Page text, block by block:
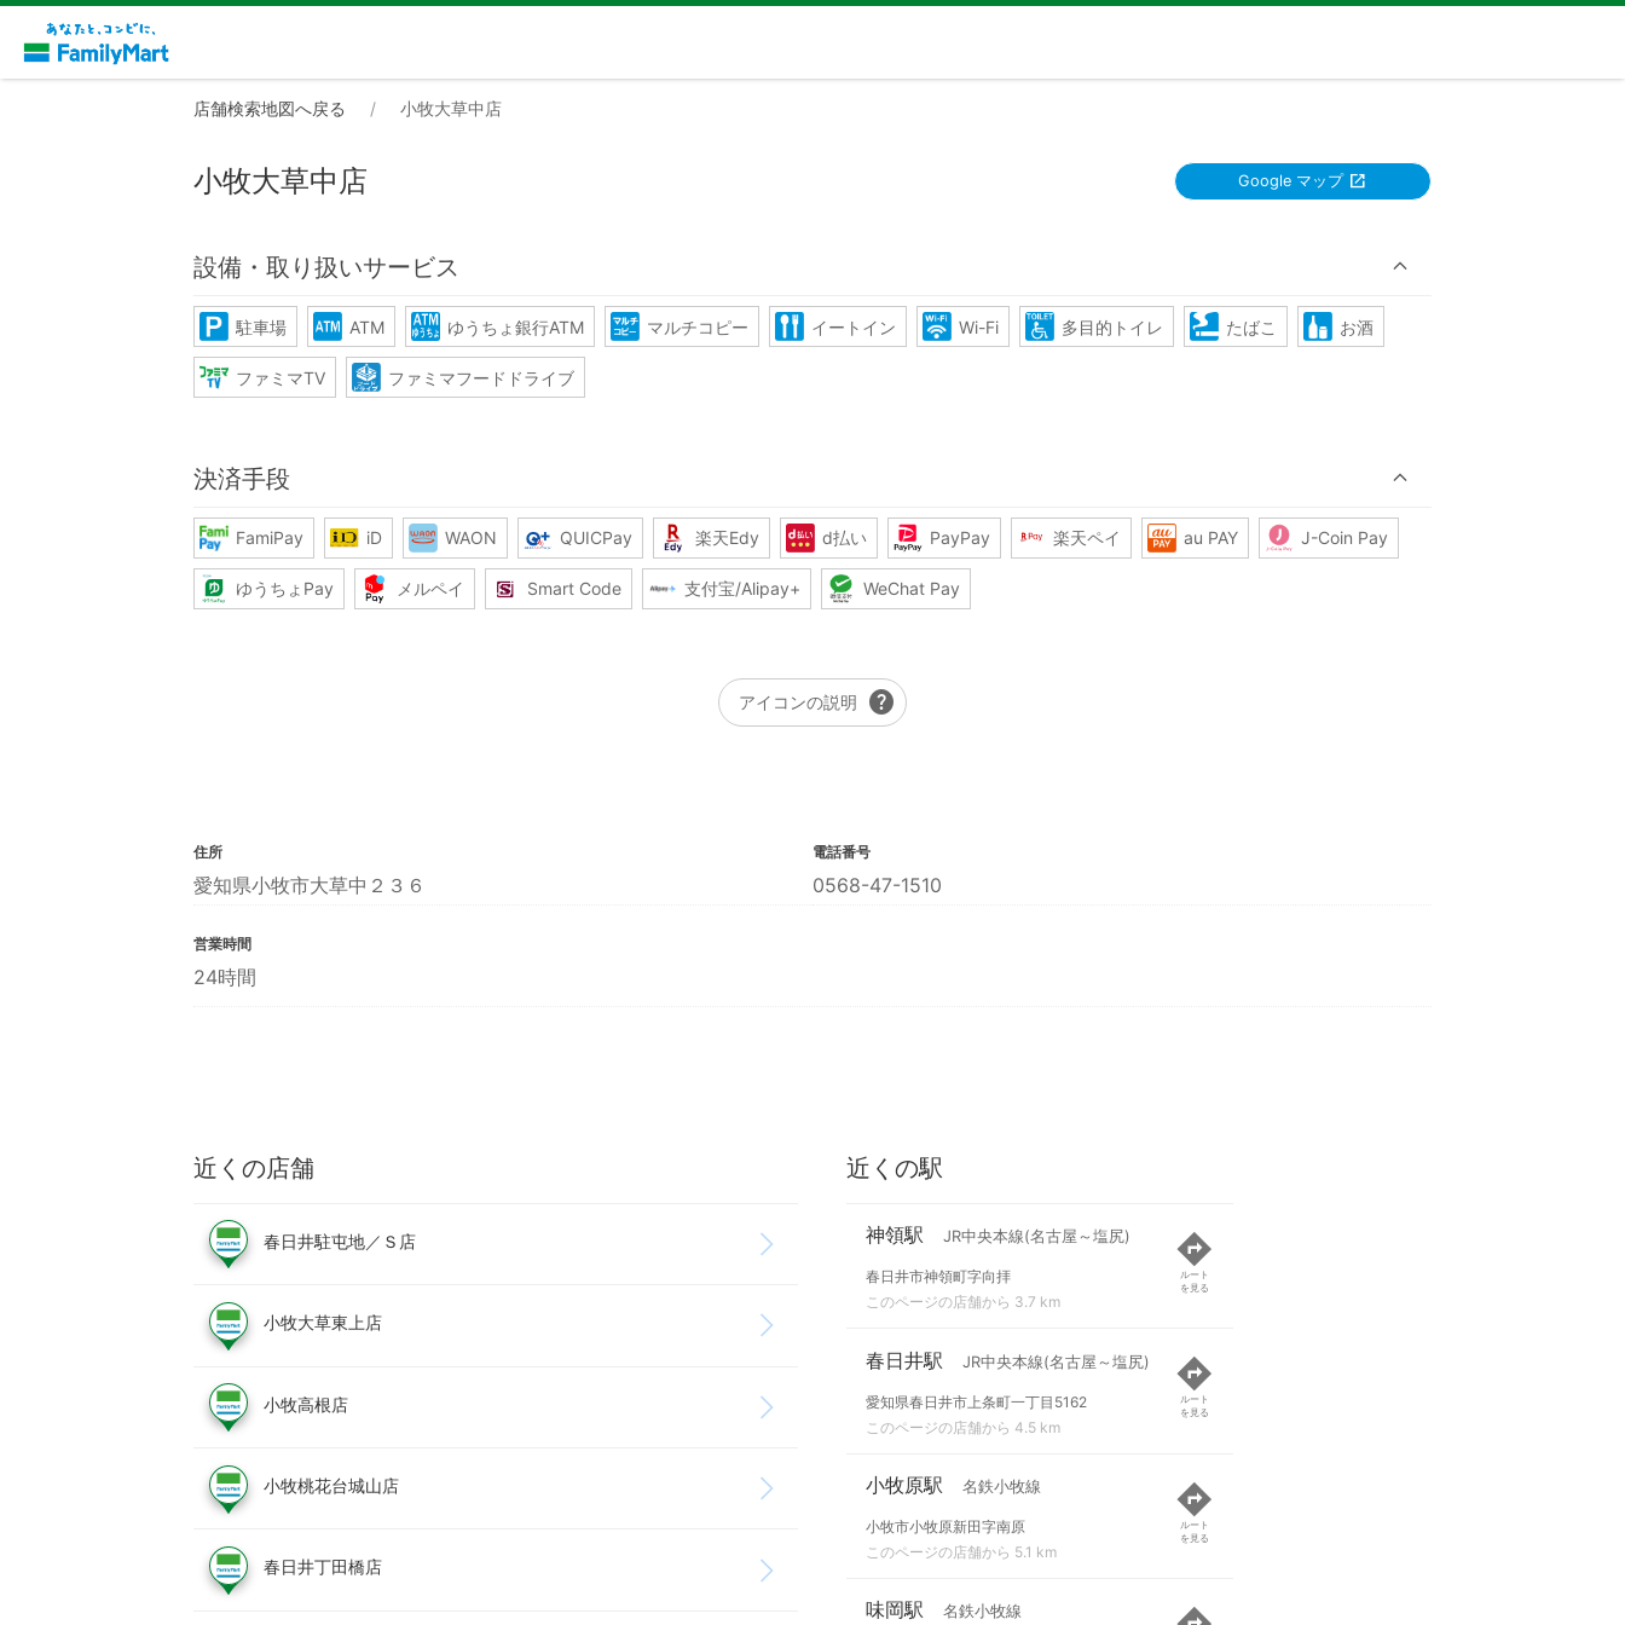
店舗検索地図へ戻る 小牧大草中店
小牧大草中店 Google マップ
設備・取り扱いサービス
駐車場 ATM ゆうちょ銀行ATM マルチコピー イートイン Wi-Fi 多目的トイレ たばこ お酒
ファミマTV ファミマフードドライブ
決済手段
FamiPay iD WAON QUICPay 楽天Edy d払い PayPay 楽天ペイ au PAY J-Coin Pay
ゆうちょPay メルペイ Smart Code 支付宝/Alipay+ WeChat Pay
アイコンの説明 help
住所
愛知県小牧市大草中２３６
電話番号
0568-47-1510
営業時間
24時間
近くの店舗
春日井駐屯地／Ｓ店
小牧大草東上店
小牧高根店
小牧桃花台城山店
春日井丁田橋店
近くの駅
神領駅 JR中央本線(名古屋～塩尻)
春日井市神領町字向拝
このページの店舗から 3.7 km
ルート
を見る
春日井駅 JR中央本線(名古屋～塩尻)
愛知県春日井市上条町一丁目5162
このページの店舗から 4.5 km
ルート
を見る
小牧原駅 名鉄小牧線
小牧市小牧原新田字南原
このページの店舗から 5.1 km
ルート
を見る
味岡駅 名鉄小牧線